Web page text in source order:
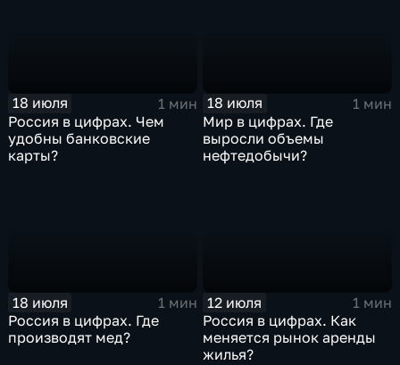
18 июля
1 мин
Россия в цифрах. Чем
удобны банковские
карты?
18 июля
1 мин
Мир в цифрах. Где
выросли объемы
нефтедобычи?
18 июля
1 мин
Россия в цифрах. Где
производят мед?
12 июля
1 мин
Россия в цифрах. Как
меняется рынок аренды
жилья?